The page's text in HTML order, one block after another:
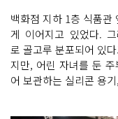
백화점 지하 1층 식품관
게 이어지고 있었다.
로 골고루 분포되어 있
지만, 어린 자녀를 둔
어 보관하는 실리콘 용